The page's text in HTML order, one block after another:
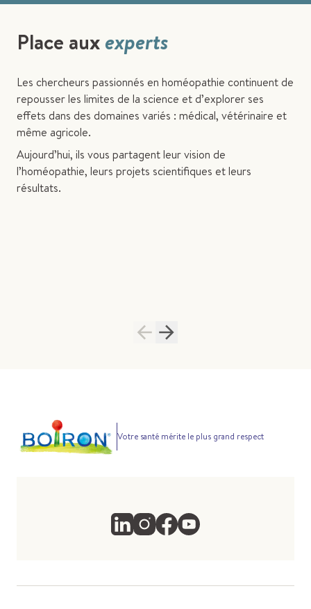
Place auxexperts
Les chercheurs passionnés en homéopathie continuent de
repousser les limites de la science et d’explorer ses
effets dans des domaines variés : médical, vétérinaire et
même agricole.
Aujourd’hui, ils vous partagent leur vision de
l’homéopathie, leurs projets scientifiques et leurs
résultats.
Votre santé mérite le plus grand respect